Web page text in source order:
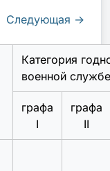
Следующая →
Категория
военной службе
графа
I
графа
II